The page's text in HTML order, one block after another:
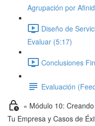
Agrupación por
Diseño de
Evaluar (5:17)
Conclusiones
Evaluación
« Módulo 10:
Tu Empresa y Casos de